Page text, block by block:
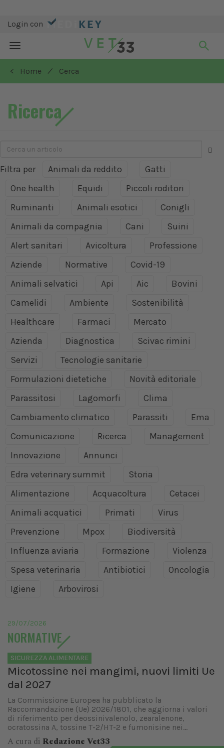
Login con
Toggle
navigation
< Home
/ Cerca
Ricerca
Filtra per Animali da reddito
Gatti
One health
Equidi
Piccoli roditori
Ruminanti
Animali esotici
Conigli
Animali da compagnia
Cani
Suini
Alert sanitari
Avicoltura
Professione
Aziende
Normative
Covid-19
Animali selvatici
Api Aic
Bovini
Camelidi
Ambiente
Sostenibilità
Healthcare
Farmaci
Mercato
Azienda
Diagnostica
Scivac rimini
Servizi
Tecnologie sanitarie
Formulazioni dietetiche
Novità editoriale
Parassitosi
Lagomorfi
Clima
Cambiamento climatico
Parassiti
Ema
Comunicazione
Ricerca
Management
Innovazione
Annunci
Edra veterinary summit
Storia
Alimentazione
Acquacoltura
Cetacei
Animali acquatici
Primati
Virus
Prevenzione
Mpox
Biodiversità
Influenza aviaria
Formazione
Violenza
Spesa veterinaria
Antibiotici
Oncologia
Igiene
Arbovirosi
29/07/2026
NORMATIVE
SICUREZZA ALIMENTARE
Micotossine nei mangimi, nuovi limiti Ue
dal 2027
La Commissione Europea ha pubblicato la
Raccomandazione (Ue) 2026/1801, che aggiorna i valori
di riferimento per deossinivalenolo, zearalenone,
ocratossina A, tossine T-2/HT-2 e fumonisine nei...
A cura di Redazione Vet33